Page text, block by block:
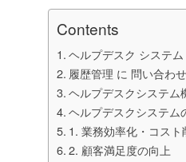
Contents
ヘルプデスク システ
履歴管理 に 問い合わ
ヘルプデスクシステム
ヘルプデスクシステム
1. 業務効率化・コスト
2. 顧客満足度の向上